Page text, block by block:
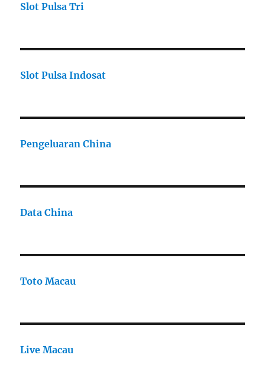
Slot Pulsa Tri
Slot Pulsa Indosat
Pengeluaran China
Data China
Toto Macau
Live Macau